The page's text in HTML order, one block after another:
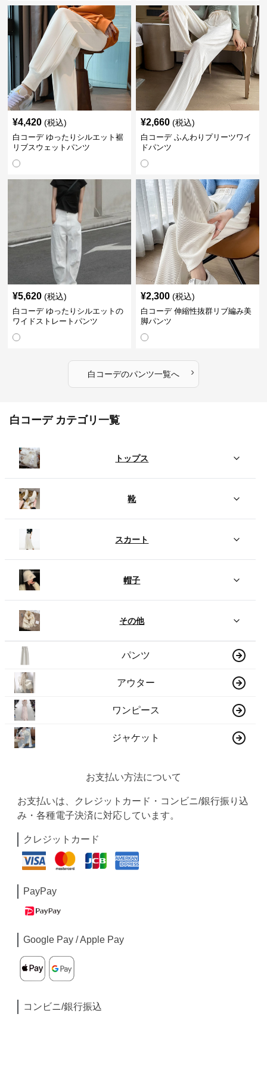
¥4,420 (税込)
白コーデ ゆったりシルエット裾
リブスウェットパンツ
¥2,660 (税込)
白コーデ ふんわりプリーツワイ
ドパンツ
¥5,620 (税込)
白コーデ ゆったりシルエットの
ワイドストレートパンツ
¥2,300 (税込)
白コーデ 伸縮性抜群リブ編み美
脚パンツ
白コーデのパンツ一覧へ ›
白コーデ カテゴリ一覧
トップス
靴
スカート
帽子
その他
パンツ
アウター
ワンピース
ジャケット
お支払い方法について
お支払いは、クレジットカード・コンビニ/銀行振り込
み・各種電子決済に対応しています。
クレジットカード
PayPay
Google Pay / Apple Pay
コンビニ/銀行振込